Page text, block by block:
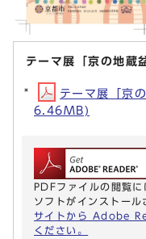
テーマ展「京の地蔵
テーマ展「京
6.46MB)
PDFファイルの閲覧
ソフトがインストール
サイトから Adobe
ください。